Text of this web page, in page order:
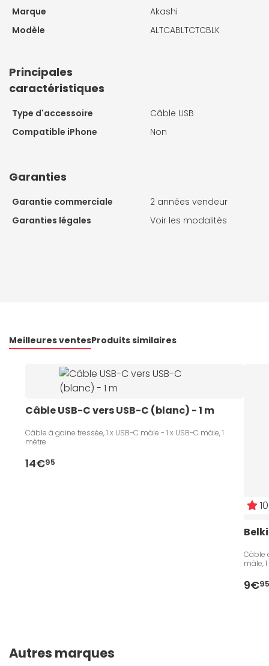
Marque
Akashi
Modèle
ALTCABLTCTCBLK
Principales
caractéristiques
Type d'accessoire
Câble USB
Compatible iPhone
Non
Garanties
Garantie commerciale
2 années vendeur
Garanties légales
Voir les modalités
Meilleures ventesProduits similaires
Câble USB-C vers USB-C (blanc) - 1 m
Câble à gaine tressée, 1 x USB-C mâle - 1 x USB-C mâle, 1
mètre
14€95
Câble
mâle,
9€
Autres marques